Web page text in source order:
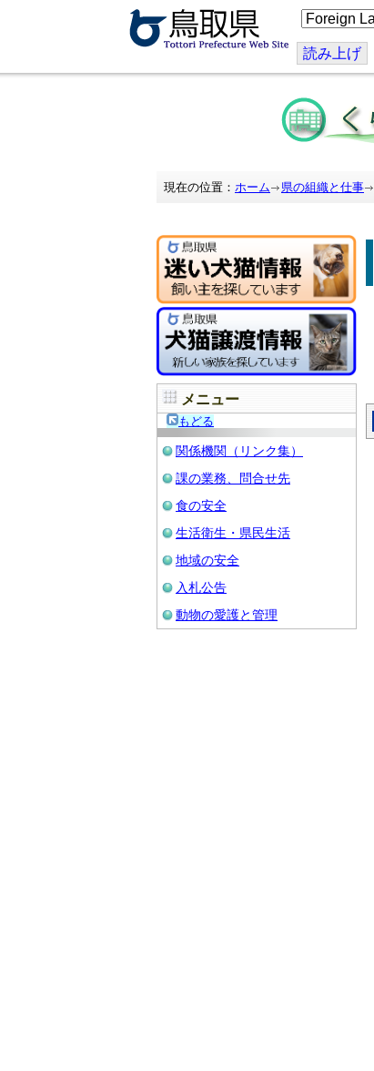
こ
の
ジ
を
訳
す
る
読み上げ
現在の位置： ホーム 県の組織と仕事
メニュー
もどる
関係機関（リンク集）
課の業務、問合せ先
食の安全
生活衛生・県民生活
地域の安全
入札公告
動物の愛護と管理